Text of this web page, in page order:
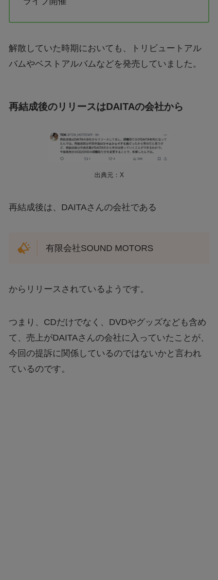
解散していた時期においても、トリビュートアル
バムやベストアルバムなどを発売していました。
再結成後のリリースはDAITAの会社から
出典元：X
再結成後は、DAITAさんの会社である
有限会社SOUND MOTORS
からリリースされているようです。
つまり、CDだけでなく、DVDやグッズなども含め
て、売上がDAITAさんの会社に入っていたことが、
今回の提訴に関係しているのではないかと言われ
ているのです。